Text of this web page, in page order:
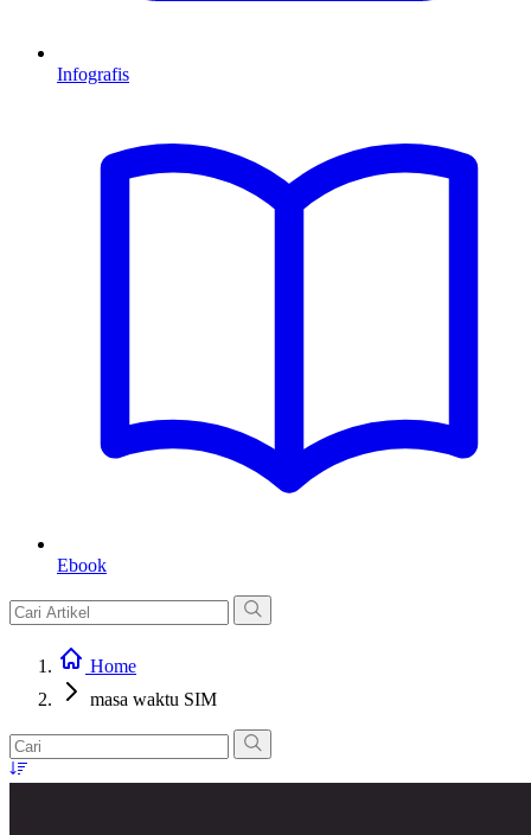
Infografis
Ebook
Home
masa waktu SIM